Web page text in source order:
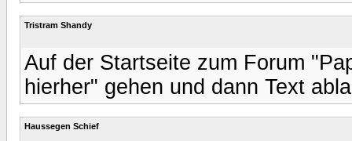
Tristram Shandy
Auf der Startseite zum Forum
hierher" gehen und dann Text
Haussegen Schief